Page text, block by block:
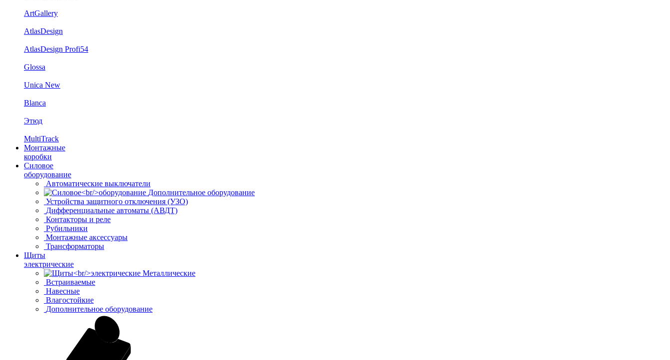
ArtGallery
AtlasDesign
AtlasDesign Profi54
Glossa
Unica New
Blanca
Этюд
MultiTrack
Монтажные
коробки
Силовое
оборудование
Автоматические выключатели
Дополнительное оборудование
Устройства защитного отключения (УЗО)
Дифференциальные автоматы (АВДТ)
Контакторы и реле
Рубильники
Монтажные аксессуары
Трансформаторы
Щиты
электрические
Металлические
Встраиваемые
Навесные
Влагостойкие
Дополнительное оборудование